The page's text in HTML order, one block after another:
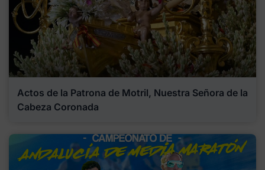
Actos de la Patrona de Motril, Nuestra Señora de la
Cabeza Coronada